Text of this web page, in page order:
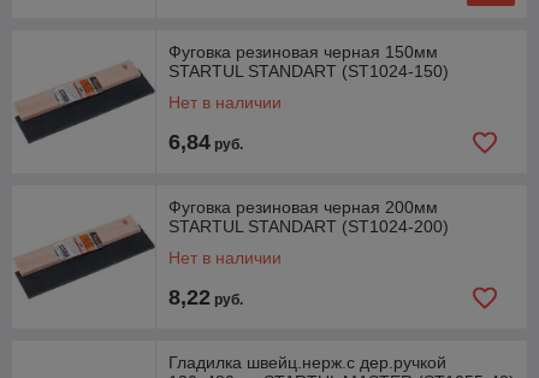
Фуговка резиновая черная 150мм
STARTUL STANDART (ST1024-150)
Нет в наличии
6,84 руб.
Фуговка резиновая черная 200мм
STARTUL STANDART (ST1024-200)
Нет в наличии
8,22 руб.
Гладилка швейц.нерж.с дер.ручкой